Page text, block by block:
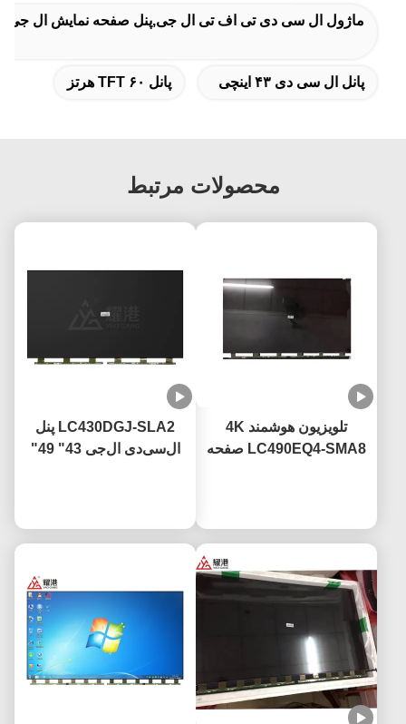
ماژول ال سی دی تی اف تی ال جی,پنل صفحه نمایش ال
پانل ال سی دی ۴۳ اینچی پانل TFT ۶۰ هرتز
محصولات مرتبط
تلویزیون هوشمند 4K
LC490EQ4-SMA8 صفحه
LC430DGJ-SLA2 پنل
ال‌سی‌دی ال‌جی 43" 49"